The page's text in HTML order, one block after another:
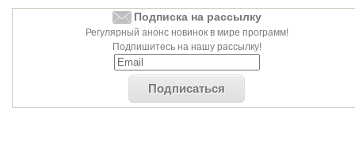
Подписка на рассылку
Регулярный анонс новинок в мире программ!
Подпишитесь на нашу рассылку!
Подписаться